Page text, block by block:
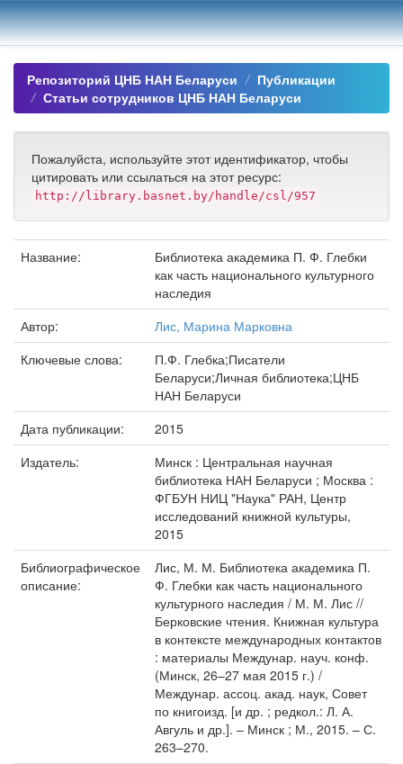
Skip
navigation
Репозиторий ЦНБ НАН Беларуси
Публикации
Статьи сотрудников ЦНБ НАН Беларуси
Пожалуйста, используйте этот идентификатор, чтобы
цитировать или ссылаться на этот ресурс:
http://library.basnet.by/handle/csl/957
Название:
Библиотека академика П. Ф. Глебки
как часть национального культурного
наследия
Автор:
Лис, Марина Марковна
Ключевые слова:
П.Ф. Глебка;Писатели
Беларуси;Личная библиотека;ЦНБ
НАН Беларуси
Дата публикации:
2015
Издатель:
Минск : Центральная научная
библиотека НАН Беларуси ; Москва :
ФГБУН НИЦ "Наука" РАН, Центр
исследований книжной культуры,
2015
Библиографическое
описание:
Лис, М. М. Библиотека академика П.
Ф. Глебки как часть национального
культурного наследия / М. М. Лис //
Берковские чтения. Книжная культура
в контексте международных контактов
: материалы Междунар. науч. конф.
(Минск, 26–27 мая 2015 г.) /
Междунар. ассоц. акад. наук, Совет
по книгоизд. [и др. ; редкол.: Л. А.
Авгуль и др.]. – Минск ; М., 2015. – С.
263–270.